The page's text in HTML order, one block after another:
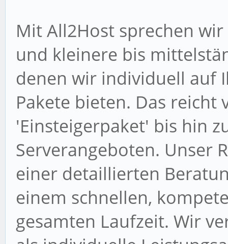
Mit All2Host sprechen
und kleinere bis
denen wir individuell auf
Pakete bieten. Das
'Einsteigerpaket' bis hin
Serverangeboten. Unser
einer detaillierten
einem schnellen,
gesamten Laufzeit. Wir